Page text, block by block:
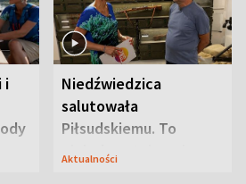
i
Niedźwiedzica
salutowała
Piłsudskiemu. To
niejedyna tajemnica
Aktualności